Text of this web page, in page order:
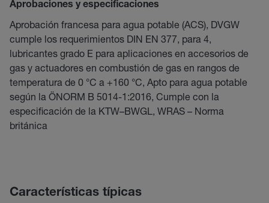
Aprobaciones y especificaciones
Aprobación francesa para agua potable (ACS), DVGW
cumple los requerimientos DIN EN 377, para 4,
lubricantes grado E para aplicaciones en accesorios de
gas y actuadores en combustión de gas en rangos de
temperatura de 0 °C a +160 °C, Apto para agua potable
según la ÖNORM B 5014-1:2016, Cumple con la
especificación de la KTW–BWGL, WRAS – Norma
británica
Características típicas